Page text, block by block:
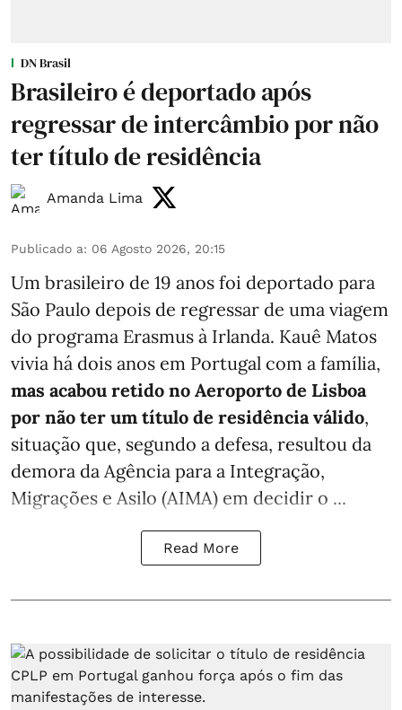
DN Brasil
Brasileiro é deportado após
regressar de intercâmbio por não
ter título de residência
Amanda Lima
Publicado a: 06 Agosto 2026, 20:15
Um brasileiro de 19 anos foi deportado para
São Paulo depois de regressar de uma viagem
do programa Erasmus à Irlanda. Kauê Matos
vivia há dois anos em Portugal com a família,
mas acabou retido no Aeroporto de Lisboa
por não ter um título de residência válido,
situação que, segundo a defesa, resultou da
demora da Agência para a Integração,
Migrações e Asilo (AIMA) em decidir o ...
Read More